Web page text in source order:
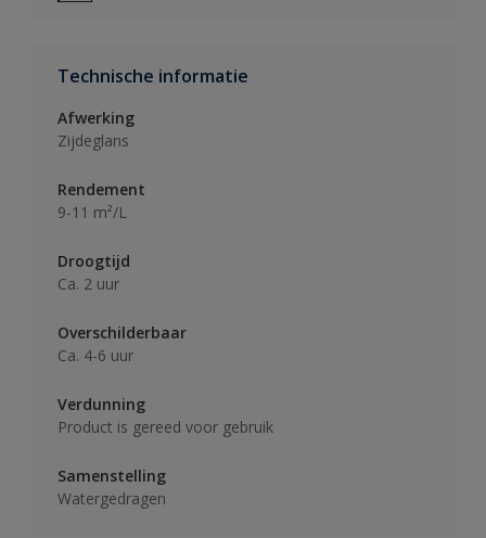
Technische informatie
Afwerking
Zijdeglans
Rendement
9-11 m²/L
Droogtijd
Ca. 2 uur
Overschilderbaar
Ca. 4-6 uur
Verdunning
Product is gereed voor gebruik
Samenstelling
Watergedragen